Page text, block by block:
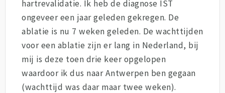
hartrevalidatie. Ik heb de diagnose IST
ongeveer een jaar geleden gekregen. De
ablatie is nu 7 weken geleden. De wachttijden
voor een ablatie zijn er lang in Nederland, bij
mij is deze toen drie keer opgelopen
waardoor ik dus naar Antwerpen ben gegaan
(wachttijd was daar maar twee weken).